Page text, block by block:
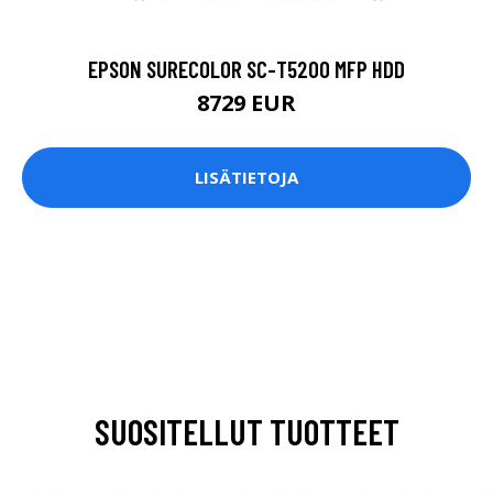
EPSON SURECOLOR SC-T5200 MFP HDD
8729 EUR
LISÄTIETOJA
SUOSITELLUT TUOTTEET